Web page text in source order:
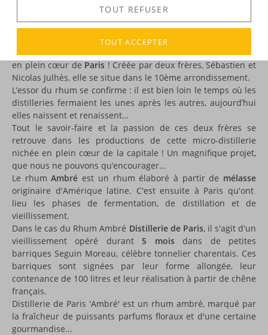
DESCRIPTION
Le saviez-vous ? Une distillerie de rhum a ouvert ses portes
en plein cœur de Paris ! Créée par deux frères, Sébastien et
Nicolas Julhès, elle se situe dans le 10ème arrondissement.
L’essor du rhum se confirme : il est bien loin le temps où les
distilleries fermaient les unes après les autres, aujourd’hui
elles naissent et renaissent…
Tout le savoir-faire et la passion de ces deux frères se
retrouve dans les productions de cette micro-distillerie
nichée en plein cœur de la capitale ! Un magnifique projet,
que nous ne pouvons qu’encourager…
Le rhumAmbré est un rhum élaboré à partir de mélasse
originaire d'Amérique latine. C'est ensuite à Paris qu'ont
lieu les phases de fermentation, de distillation et de
vieillissement.
Dans le cas du Rhum Ambré Distillerie de Paris, il s'agit d'un
vieillissement opéré durant5 mois dans de petites
barriques Seguin Moreau, célèbre tonnelier charentais. Ces
barriques sont signées par leur forme allongée, leur
contenance de 100 litres et leur réalisation à partir de chêne
français.
Distillerie de Paris 'Ambré' est un rhum ambré, marqué par
la fraîcheur de puissants parfums floraux et d'une certaine
gourmandise...
TOUT REFUSER
TOUT ACCEPTER